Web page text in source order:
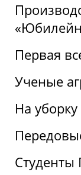
Первая
Ученые
На
Студенты